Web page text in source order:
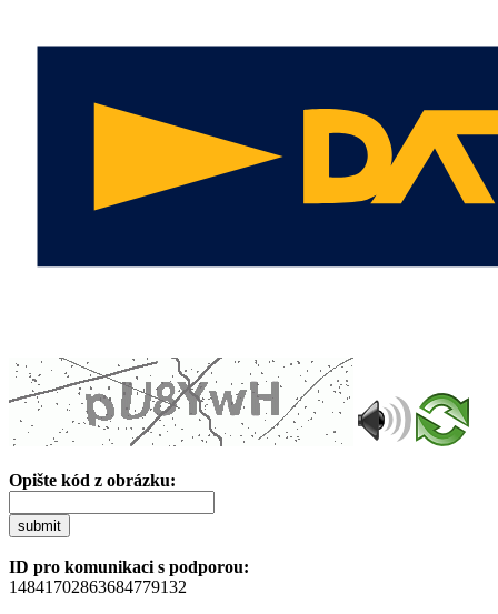
Opište kód z obrázku:
submit
ID pro komunikaci s podporou:
14841702863684779132